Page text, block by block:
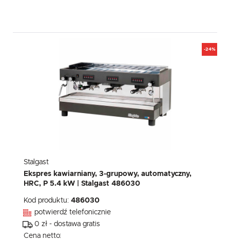
-24%
Stalgast
Ekspres kawiarniany, 3-grupowy, automatyczny,
HRC, P 5.4 kW | Stalgast 486030
Kod produktu: 486030
potwierdź telefonicznie
0 zł - dostawa gratis
Cena netto: